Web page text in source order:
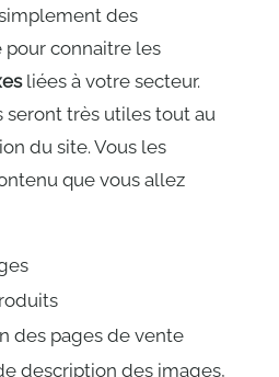
des
pour connaitre les
liées à votre secteur.
seront très utiles tout au
du site. Vous les
que vous allez
des pages de vente
description des images,